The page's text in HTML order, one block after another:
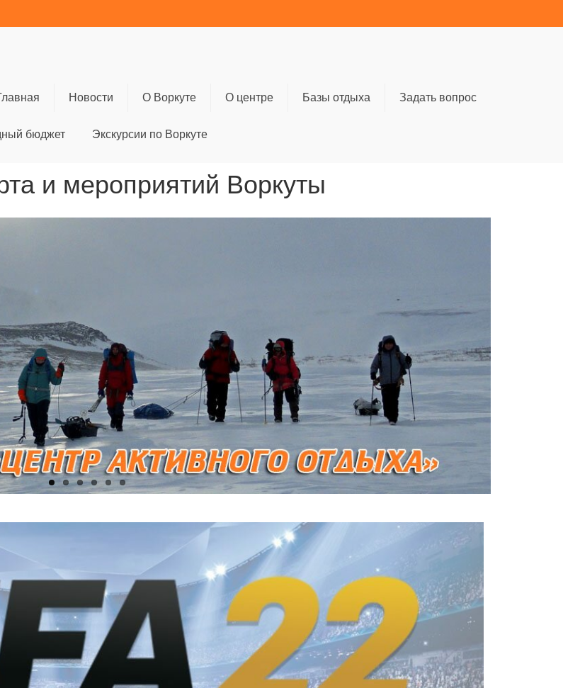
Новости О Воркуте О центре Базы отдыха Задать вопрос
бюджет Экскурсии по Воркуте
и мероприятий Воркуты